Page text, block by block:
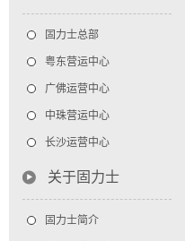
固力士总部
粤东营运中心
广佛运营中心
中珠营运中心
长沙运营中心
关于固力士
固力士简介